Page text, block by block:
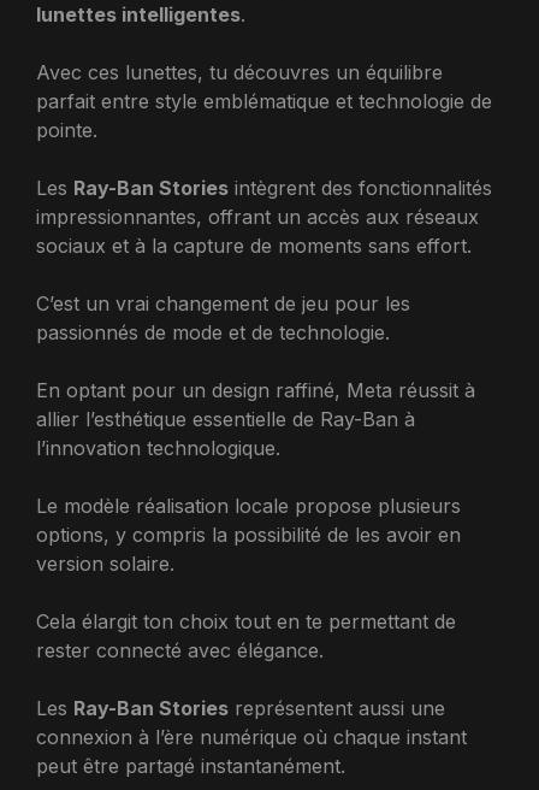
lunettes intelligentes.
Avec ces lunettes, tu découvres un équilibre
parfait entre style emblématique et technologie de
pointe.
Les Ray-Ban Stories intègrent des fonctionnalités
impressionnantes, offrant un accès aux réseaux
sociaux et à la capture de moments sans effort.
C’est un vrai changement de jeu pour les
passionnés de mode et de technologie.
En optant pour un design raffiné, Meta réussit à
allier l’esthétique essentielle de Ray-Ban à
l’innovation technologique.
Le modèle réalisation locale propose plusieurs
options, y compris la possibilité de les avoir en
version solaire.
Cela élargit ton choix tout en te permettant de
rester connecté avec élégance.
Les Ray-Ban Stories représentent aussi une
connexion à l’ère numérique où chaque instant
peut être partagé instantanément.